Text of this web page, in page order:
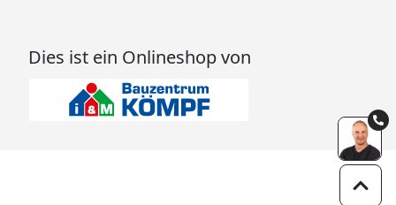
Dies ist ein Onlineshop von